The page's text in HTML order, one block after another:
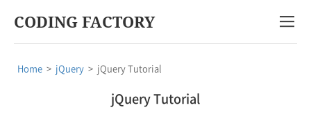
CODING FACTORY
Home > jQuery > jQuery Tutorial
jQuery Tutorial